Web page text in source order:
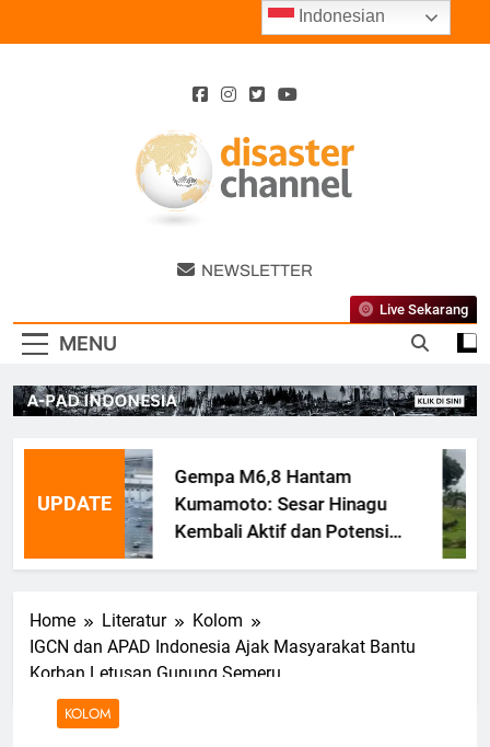
Disaster
Channel
NEWSLETTER
MENU
Live Sekarang
UPDATE
Gempa M6,8 Hantam
Kumamoto: Sesar Hinagu
Kembali Aktif dan Potensi
Home Literatur
Kolom
IGCN dan APAD Indonesia Ajak Masyarakat Bantu
Korban Letusan Gunung Semeru
KOLOM
Indonesian